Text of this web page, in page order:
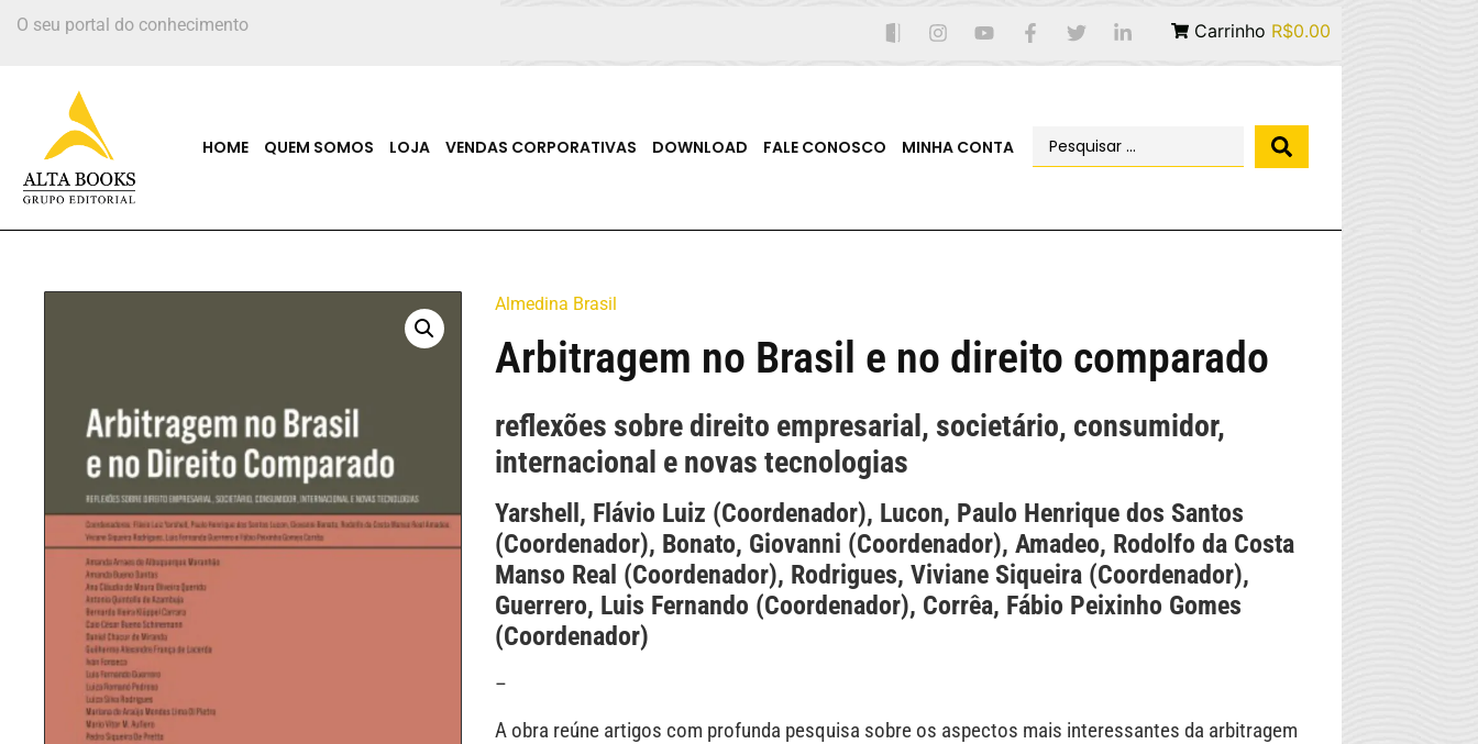
O seu portal do conhecimento Carrinho R$0.00
HOME QUEM SOMOS LOJA VENDAS CORPORATIVAS DOWNLOAD FALE CONOSCO MINHA CONTA
Almedina Brasil
Arbitragem no Brasil e no direito comparado
reflexões sobre direito empresarial, societário, consumidor,
internacional e novas tecnologias
Yarshell, Flávio Luiz (Coordenador), Lucon, Paulo Henrique dos Santos
(Coordenador), Bonato, Giovanni (Coordenador), Amadeo, Rodolfo da Costa
Manso Real (Coordenador), Rodrigues, Viviane Siqueira (Coordenador),
Guerrero, Luis Fernando (Coordenador), Corrêa, Fábio Peixinho Gomes
(Coordenador)
–
A obra reúne artigos com profunda pesquisa sobre os aspectos mais interessantes da arbitragem